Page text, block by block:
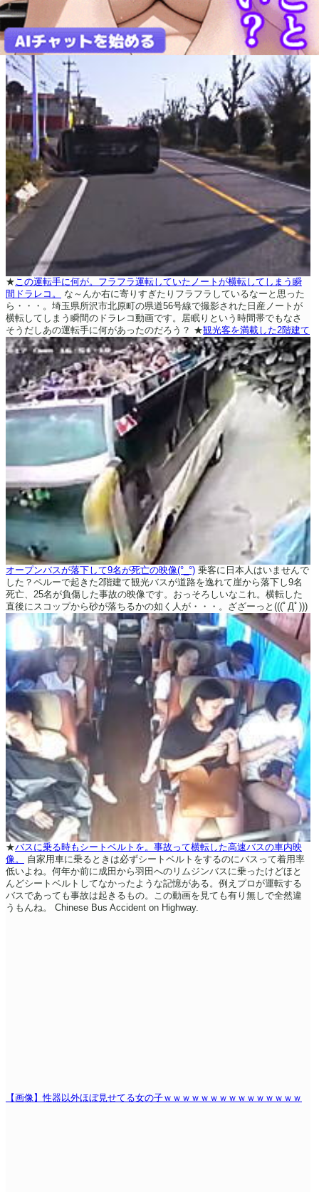
★ この運転手に何が。フラフラ運転していたノートが横転してしまう瞬
間ドラレコ。
な～んか右に寄りすぎたりフラフラしているなーと思った
ら・・・。埼玉県所沢市北原町の県道56号線で撮影された日産ノートが
横転してしまう瞬間のドラレコ動画です。居眠りという時間帯でもなさ
そうだしあの運転手に何があったのだろう？ ★観光客を満載した2階建て
オープンバスが落下して9名が死亡の映像(°_°) 乗客に日本人はいませんで
した？ペルーで起きた2階建て観光バスが道路を逸れて崖から落下し9名
死亡、25名が負傷した事故の映像です。おっそろしいなこれ。横転した
直後にスコップから砂が落ちるかの如く人が・・・。ざざーっと(((ﾟДﾟ)))
★バスに乗る時もシートベルトを。事故って横転した高速バスの車内映
像。
自家用車に乗るときは必ずシートベルトをするのにバスって着用率
低いよね。何年か前に成田から羽田へのリムジンバスに乗ったけどほと
んどシートベルトしてなかったような記憶がある。例えプロが運転する
バスであっても事故は起きるもの。この動画を見ても有り無しで全然違
うもんね。
Chinese Bus Accident on Highway.
【画像】性器以外ほぼ見せてる女の子ｗｗｗｗｗｗｗｗｗｗｗｗｗｗｗ